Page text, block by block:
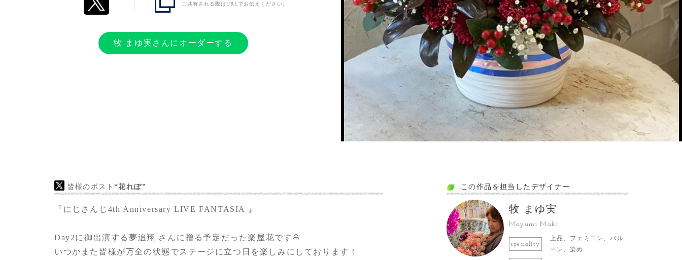
ングになっております。
お客様の想い
ご共有される際はURLでお伝えください。
牧 まゆ実さんにオーダーする
皆様のポスト“花れぽ”
『にじさんじ4th Anniversary LIVE FANTASIA 』
Day2に御出演する夢追翔 さんに贈る予定だった楽屋花です🌸
いつかまた皆様が万全の状態でステージに立つ日を楽しみにしております！
この作品を担当したデザイナー
牧 まゆ実
Mayumi Maki
speciality
上品、フェミニン、バル
ーン、染め